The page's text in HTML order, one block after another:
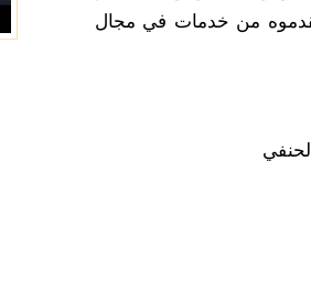
تقدموه من خدمات في مجال